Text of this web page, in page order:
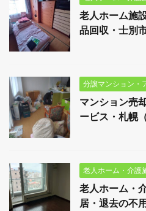
老人ホーム施
品回収・士別
分譲マンション・
マンション売
ービス・札幌
老人ホーム・介護
老人ホーム・
居・退去の不